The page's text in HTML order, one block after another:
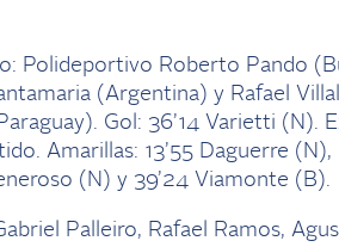
Polideportivo Roberto Pando
(Argentina) y Rafael
Gol: 36’14 Varietti (N).
Amarillas: 13’55 Daguerre (N),
(N) y 39’24 Viamonte (B).
Palleiro, Rafael Ramos,